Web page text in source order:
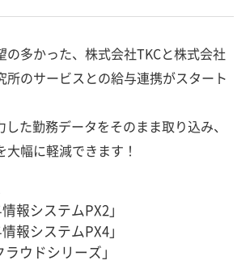
の多かった、株式会社TKCと株式会社
所のサービスとの給与連携がスタート
た勤務データをそのまま取り込み、
幅に軽減できます！
報システムPX2」
報システムPX4」
ウドシリーズ」